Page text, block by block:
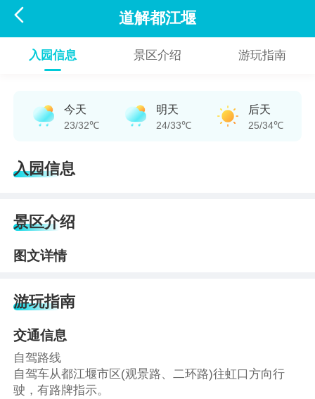
 道解都江堰
入园信息 景区介绍 游玩指南
今天
23/32℃
明天
24/33℃
后天
25/34℃
入园信息
景区介绍
图文详情
游玩指南
交通信息
自驾路线
自驾车从都江堰市区(观景路、二环路)往虹口方向行
驶，有路牌指示。